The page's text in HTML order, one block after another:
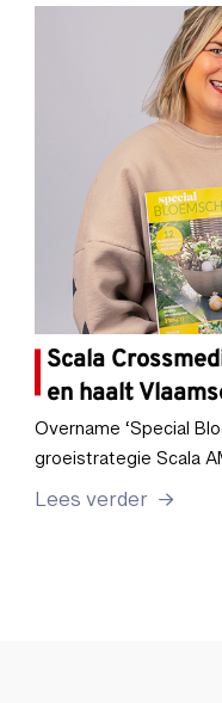
Scala
en haalt
Overname ‘Special
groeistrategie Scala
Lees verder